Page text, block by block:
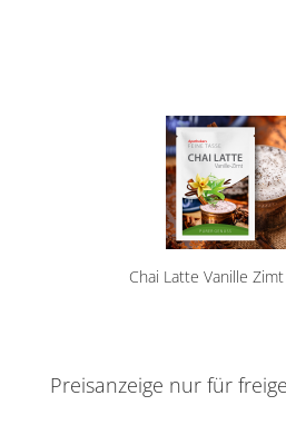
Chai Latte Vanille
Preisanzeige nur für